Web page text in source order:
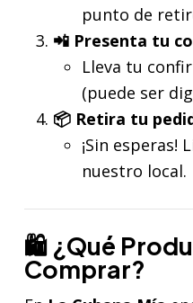
punto de
📲 Presenta tu
Lleva tu
(puede ser
📦 Retira tu
¡Sin esperas!
nuestro local.
🛍️ ¿Qué
Comprar?